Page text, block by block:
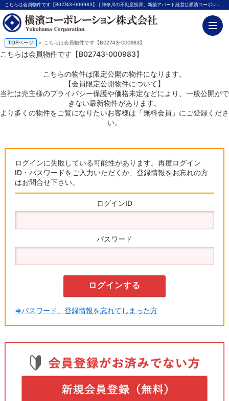
TOPページ > こちらは会員物件です【B02743-000983】
こちらは会員物件です【B02743-000983】
こちらの物件は限定公開の物件になります。
【会員限定公開物件について】
当社は売主様のプライバシー保護や価格未定などにより、一般公開がで
きない最新物件があります。
より多くの物件をご覧になりたいお客様は「無料会員」にご登録くださ
い。
ログインに失敗している可能性があります。再度ログイン
ID・パスワードをご入力いただくか、登録情報をお忘れの方
はお問合せ下さい。
ログインID
パスワード
⇒パスワード、登録情報を忘れてしまった方